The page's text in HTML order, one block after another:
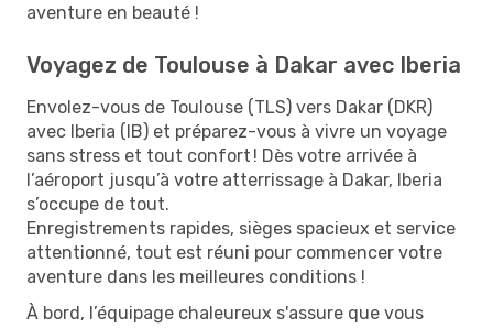
aventure en beauté !
Voyagez de Toulouse à Dakar avec Iberia
Envolez-vous de Toulouse (TLS) vers Dakar (DKR)
avec Iberia (IB) et préparez-vous à vivre un voyage
sans stress et tout confort ! Dès votre arrivée à
l’aéroport jusqu’à votre atterrissage à Dakar, Iberia
s’occupe de tout.
Enregistrements rapides, sièges spacieux et service
attentionné, tout est réuni pour commencer votre
aventure dans les meilleures conditions !
À bord, l’équipage chaleureux s'assure que vous